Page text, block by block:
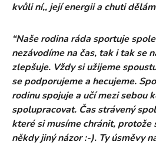
kvůli ní,, její energii a chuti
“Naše rodina ráda sportuje
nezávodíme na čas, tak i tak se
zlepšuje. Vždy si užijeme
se podporujeme a hecujeme.
rodinu spojuje a učí mezi sebou
spolupracovat. Čas strávený
které si musíme chránit, protože
někdy jiný názor :-). Ty úsměvy